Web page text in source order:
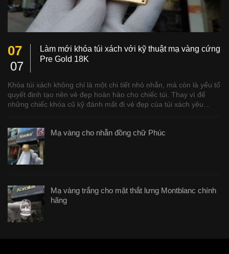
07
07
Làm mới khóa túi xách với kỹ thuật mạ vàng cứng
Pre Gold 18K
Khóa túi xách không chỉ là một chi tiết nhỏ nhắn, mà còn là yếu tố
quyết định tạo nên vẻ đẹp hoàn hảo cho chiếc túi. Thay vì để
những chiếc khóa cũ kỹ đánh mất đi vẻ đẹp của túi xách yêu…
Mạ vàng cho nhẫn đồng chữ Phúc
Mạ vàng trắng cho mặt thắt lưng Montblanc chính
hãng